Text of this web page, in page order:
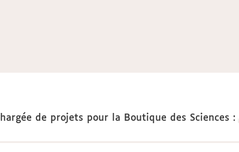
de projets pour la Boutique des Sciences :